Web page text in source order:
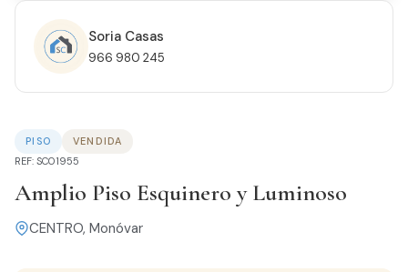
PISO
VENDIDA
REF: SC01955
Amplio Piso Esquinero y Luminoso
CENTRO, Monóvar
Soria Casas
966 980 245